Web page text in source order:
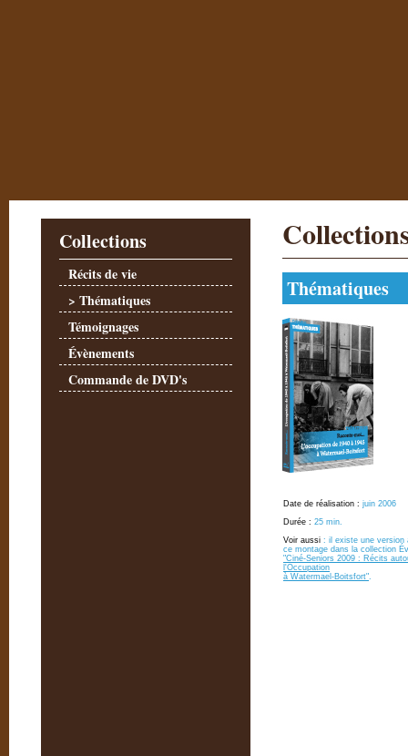
Collections
Récits de vie
> Thématiques
Témoignages
Évènements
Commande de DVD's
Thématiques
Date de réalisation : juin 2006
Durée : 25 min.
Voir aussi : il existe une version
ce montage dans la collection
"Ciné-Seniors 2009 : Récits
l'Occupation
à Watermael-Boitsfort"